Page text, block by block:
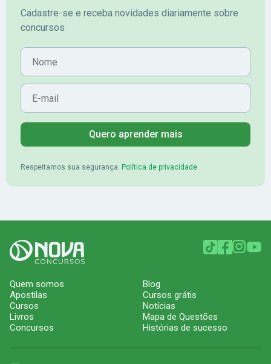
Cadastre-se e receba novidades diariamente sobre
concursos
Nome
E-mail
Quero aprender mais
Respeitamos sua segurança. Política de privacidade
Quem somos
Apostilas
Cursos
Livros
Concursos
Blog
Cursos grátis
Notícias
Mapa de Questões
Histórias de sucesso